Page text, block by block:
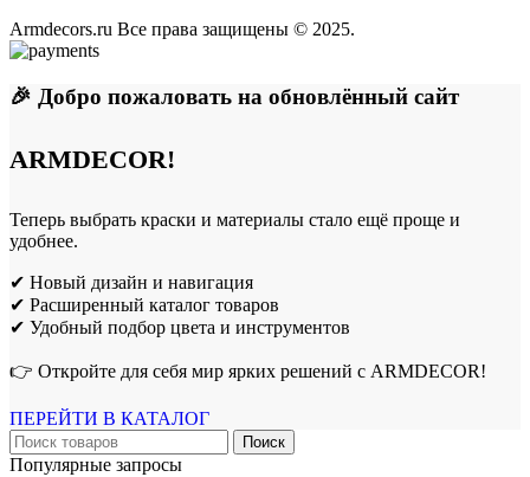
Armdecors.ru Все права защищены © 2025. ​
🎉 Добро пожаловать на обновлённый сайт
ARMDECOR!
Теперь выбрать краски и материалы стало ещё проще и
удобнее.
✔ Новый дизайн и навигация
✔ Расширенный каталог товаров
✔ Удобный подбор цвета и инструментов
👉 Откройте для себя мир ярких решений с ARMDECOR!
ПЕРЕЙТИ В КАТАЛОГ
Поиск
Популярные запросы